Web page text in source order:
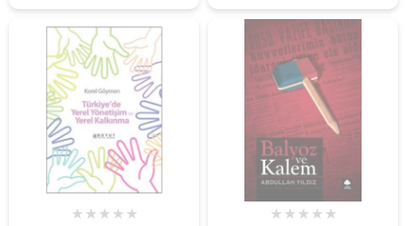
★ ★ ★ ★ ★ ★ ★ ★ ★ ★